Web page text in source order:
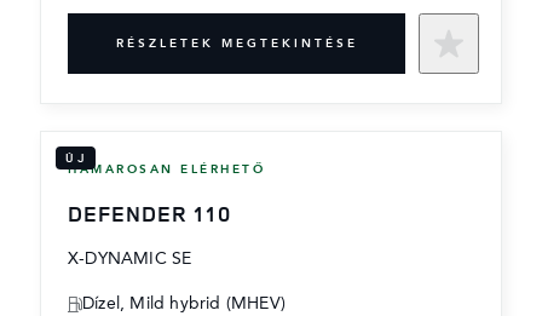
RÉSZLETEK MEGTEKINTÉSE
ÚJ
HAMAROSAN ELÉRHETŐ
DEFENDER 110
X-DYNAMIC SE
Dízel, Mild hybrid (MHEV)